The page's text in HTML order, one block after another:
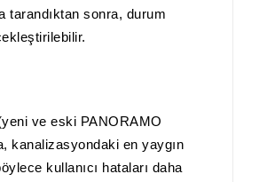
tarandıktan sonra, durum
ve eski PANORAMO
kanalizasyondaki en yaygın
kullanıcı hataları daha